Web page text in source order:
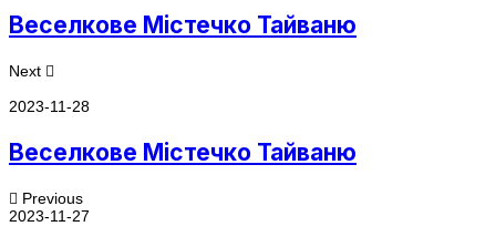
Веселкове Містечко Тайваню
Next
2023-11-28
Веселкове Містечко Тайваню
Previous
2023-11-27